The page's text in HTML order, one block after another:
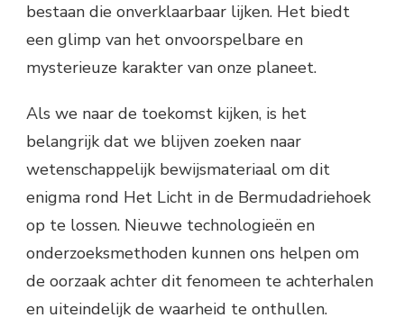
bestaan ​​die onverklaarbaar lijken. Het biedt
een glimp van het onvoorspelbare en
mysterieuze karakter van onze planeet.
Als we naar de toekomst kijken, is het
belangrijk dat we blijven zoeken naar
wetenschappelijk bewijsmateriaal om dit
enigma rond Het Licht in de Bermudadriehoek
op te lossen. Nieuwe technologieën en
onderzoeksmethoden kunnen ons helpen om
de oorzaak achter dit fenomeen te achterhalen
en uiteindelijk de waarheid te onthullen.